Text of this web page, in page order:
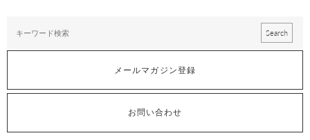
メールマガジン登録
お問い合わせ